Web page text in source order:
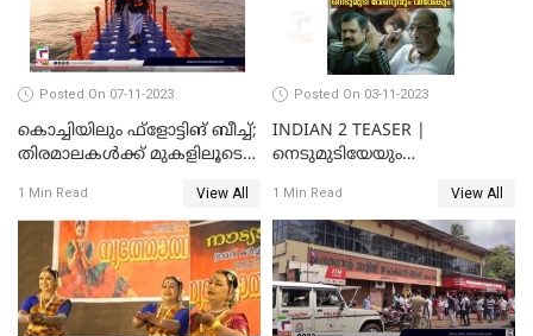
Posted On 07-11-2023
കൊച്ചിയിലും ഫ്‌ളോട്ടിങ് ബീച്ച്;
തിരമാലകള്‍ക്ക് മുകളിലൂടെ
1 Min Read View All
Posted On 03-11-2023
INDIAN 2 TEASER |
നെടുമുടിയേയും
കാണാം; ഇന്ത്യൻ 2 ടീസർ
പുറത്ത്
1 Min Read View All